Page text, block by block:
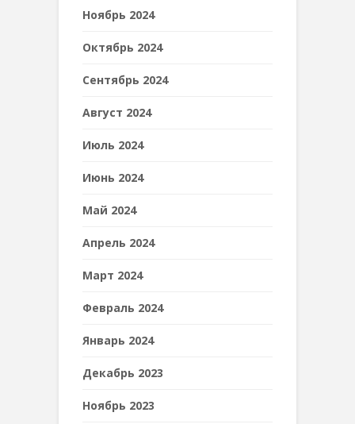
Ноябрь 2024
Октябрь 2024
Сентябрь 2024
Август 2024
Июль 2024
Июнь 2024
Май 2024
Апрель 2024
Март 2024
Февраль 2024
Январь 2024
Декабрь 2023
Ноябрь 2023